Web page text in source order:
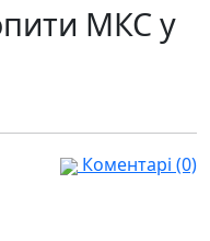
МКС у
Коментарі (0)